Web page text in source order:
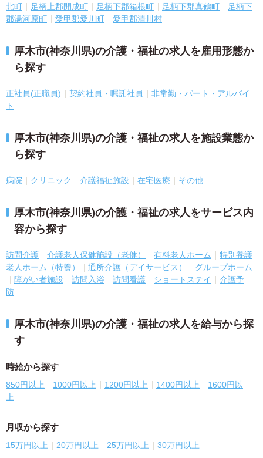
北町
足柄上郡開成町 足柄下郡箱根町 足柄下郡真鶴町
足柄下
郡湯河原町
愛甲郡愛川町 愛甲郡清川村
厚木市(神奈川県)の介護・福祉の求人を雇用形態か
ら探す
正社員(正職員) 契約社員・嘱託社員
非常勤・パート・アルバイ
ト
厚木市(神奈川県)の介護・福祉の求人を施設業態か
ら探す
病院 クリニック 介護福祉施設 在宅医療 その他
厚木市(神奈川県)の介護・福祉の求人をサービス内
容から探す
訪問介護 介護老人保健施設（老健） 有料老人ホーム
特別養護
老人ホーム（特養）
通所介護（デイサービス）
グループホーム
障がい者施設
訪問入浴 訪問看護 ショートステイ
介護予
防
厚木市(神奈川県)の介護・福祉の求人を給与から探
す
時給から探す
850円以上 1000円以上 1200円以上 1400円以上
1600円以
上
月収から探す
15万円以上 20万円以上 25万円以上 30万円以上